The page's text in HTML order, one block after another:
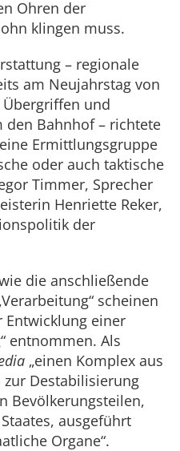
Ohren der
klingen muss.
– regionale
am Neujahrstag von
und
Bahnhof – richtete
Ermittlungsgruppe
oder auch taktische
Timmer, Sprecher
Henriette Reker,
der
die anschließende
scheinen
Entwicklung einer
entnommen. Als
„einen Komplex aus
Destabilisierung
Bevölkerungsteilen,
ausgeführt
Organe“.